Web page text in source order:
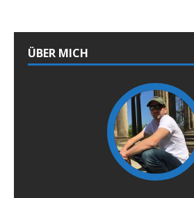
ÜBER MICH